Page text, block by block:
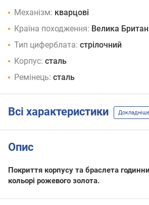
Механізм: кварцові
Країна походження: Велика
Тип циферблата: стрілочний
Корпус: сталь
Ремінець: сталь
Всі характеристики
Опис
Покриття корпусу та браслета
кольорі рожевого золота.